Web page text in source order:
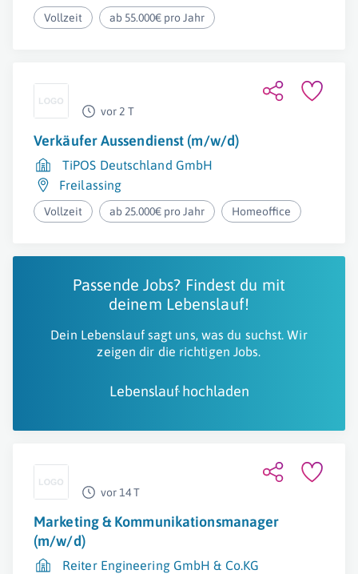
Vollzeit ab 55.000€ pro Jahr
vor 2 T
Verkäufer Aussendienst (m/w/d)
TiPOS Deutschland GmbH
Freilassing
Vollzeit ab 25.000€ pro Jahr Homeoffice
Passende Jobs? Findest du mit
deinem Lebenslauf!
Dein Lebenslauf sagt uns, was du suchst. Wir
zeigen dir die richtigen Jobs.
Lebenslauf hochladen
vor 14 T
Marketing & Kommunikationsmanager
(m/w/d)
Reiter Engineering GmbH & Co.KG